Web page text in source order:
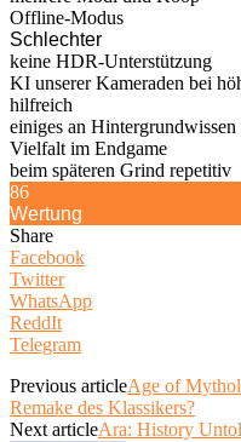
Offline-Modus
Schlechter
keine HDR-Unterstützung
KI unserer Kameraden bei
hilfreich
einiges an
Vielfalt im Endgame
beim späteren Grind repetitiv
86
Wertung
Share
Facebook
Twitter
WhatsApp
ReddIt
Telegram
Previous articleAge of
Remake des Klassikers?
Next articleAra: History